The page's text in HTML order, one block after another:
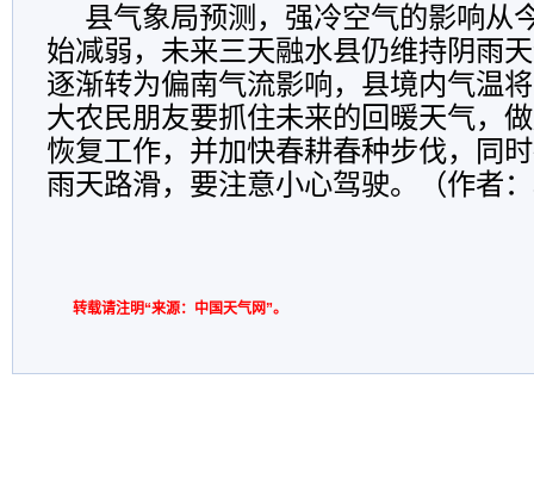
县气象局预测，强冷空气的影响从
始减弱，未来三天融水县仍维持阴雨
逐渐转为偏南气流影响，县境内气温
大农民朋友要抓住未来的回暖天气，
恢复工作，并加快春耕春种步伐，同
雨天路滑，要注意小心驾驶。（作者
转载请注明“来源：中国天气网”。